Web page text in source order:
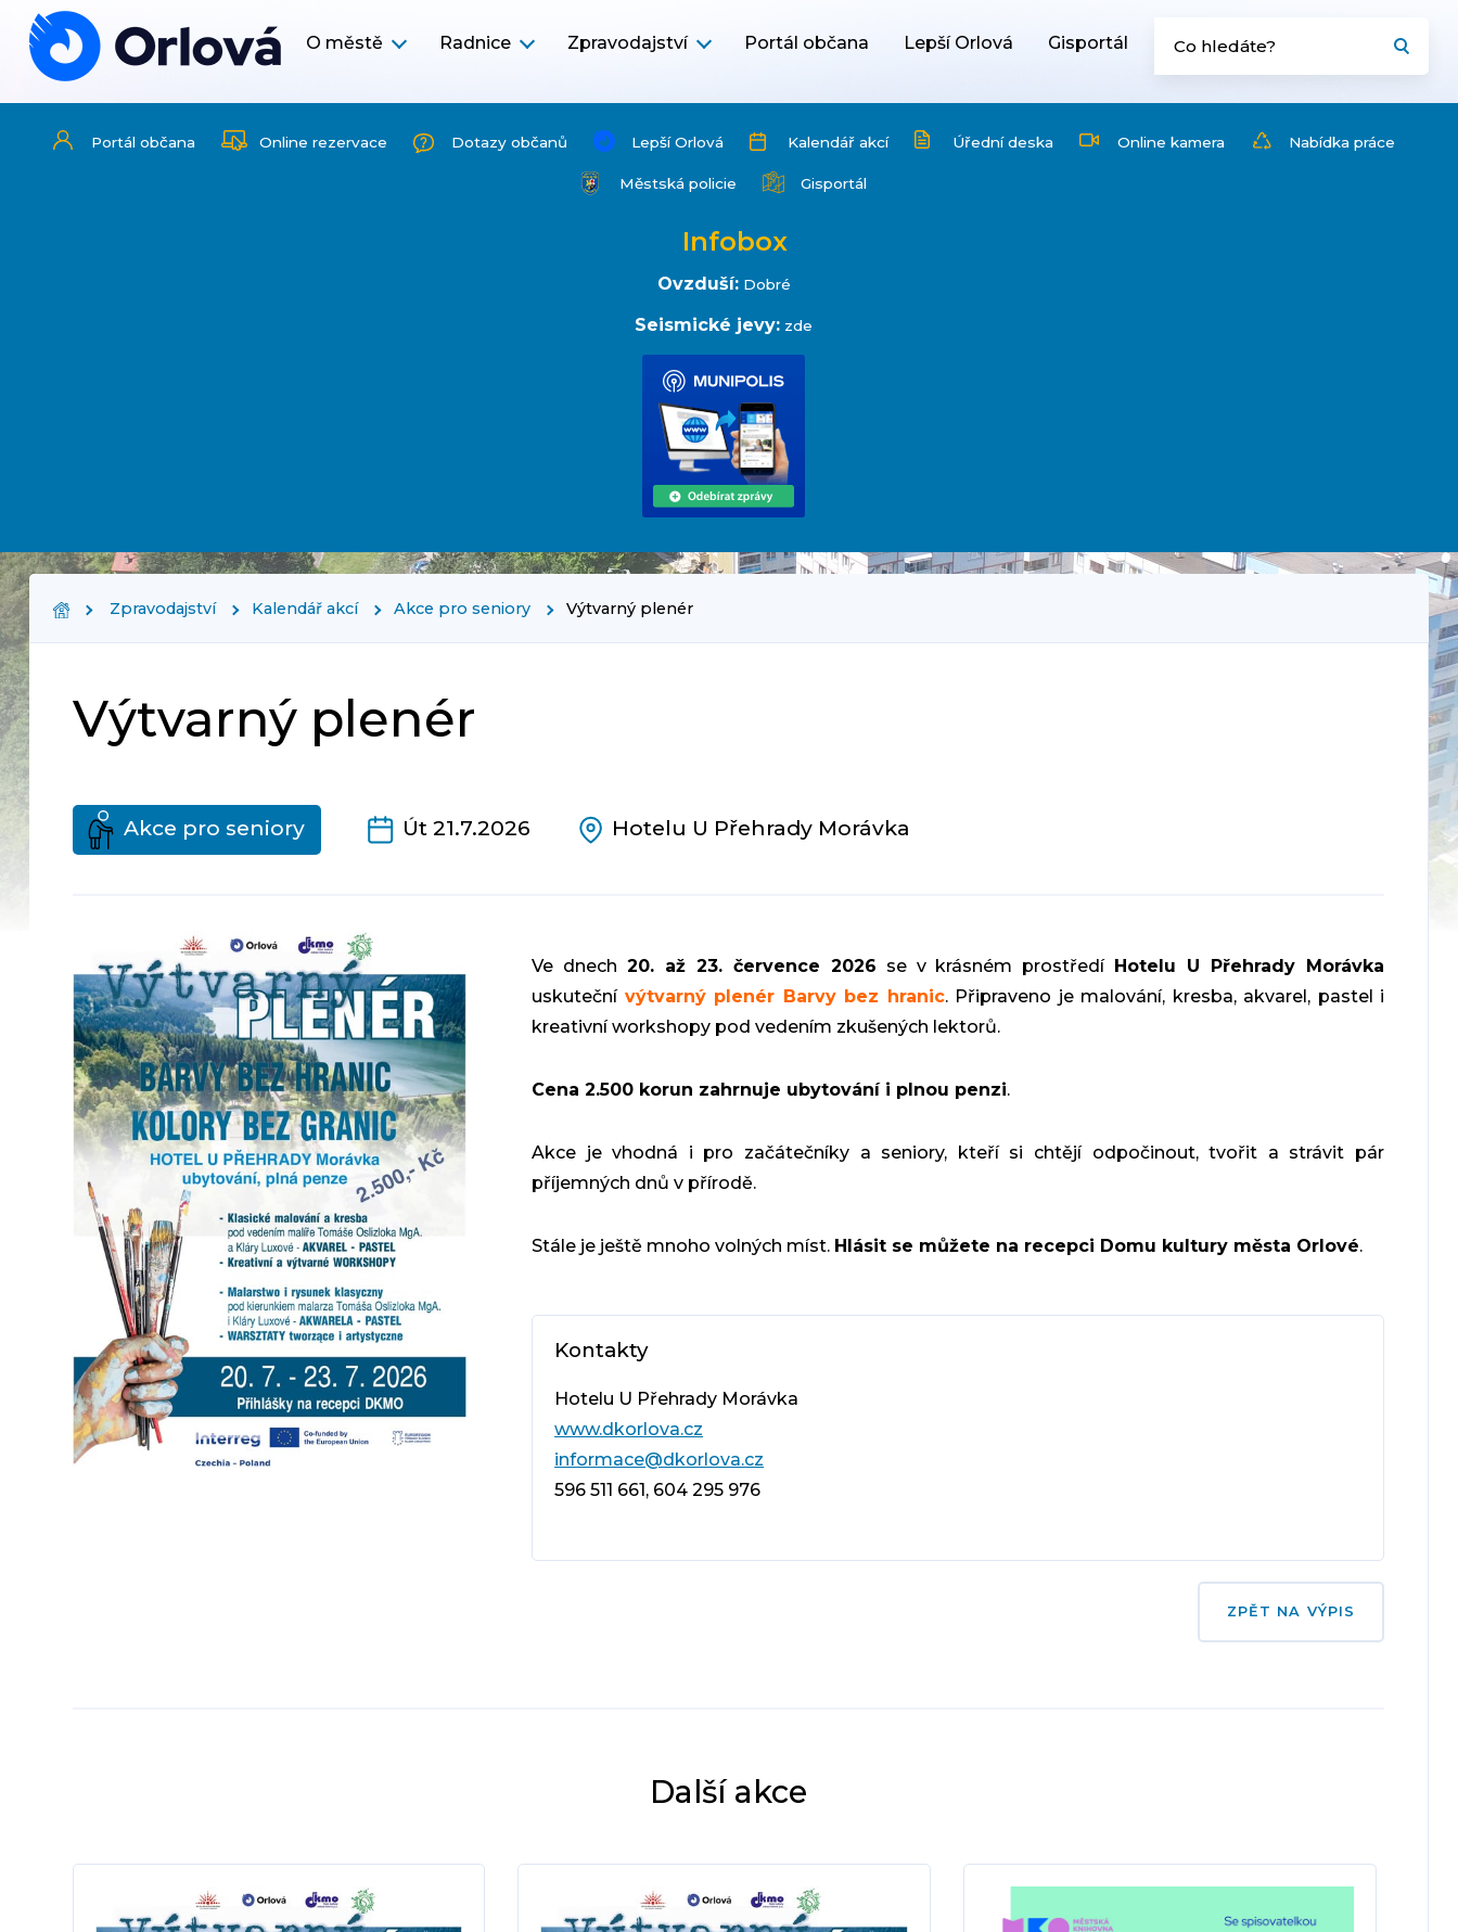
O městě Radnice Zpravodajství Portál občana Lepší Orlová Gisportál
Portál občana Online rezervace Dotazy občanů Lepší Orlová Kalendář akcí Úřední deska Online kamera Nabídka práce
Městská policie Gisportál
Infobox
Ovzduší: Dobré
Seismické jevy: zde
Zpravodajství Kalendář akcí Akce pro seniory Výtvarný plenér
Výtvarný plenér
Akce pro seniory Út 21.7.2026 Hotelu U Přehrady Morávka
Ve dnech 20. až 23. července 2026 se v krásném prostředí Hotelu U Přehrady Morávka
uskuteční výtvarný plenér Barvy bez hranic. Připraveno je malování, kresba, akvarel, pastel i
kreativní workshopy pod vedením zkušených lektorů.
Cena 2.500 korun zahrnuje ubytování i plnou penzi.
Akce je vhodná i pro začátečníky a seniory, kteří si chtějí odpočinout, tvořit a strávit pár
příjemných dnů v přírodě.
Stále je ještě mnoho volných míst. Hlásit se můžete na recepci Domu kultury města Orlové.
Kontakty
Hotelu U Přehrady Morávka
www.dkorlova.cz
informace@dkorlova.cz
596 511 661, 604 295 976
ZPĚT NA VÝPIS
Další akce